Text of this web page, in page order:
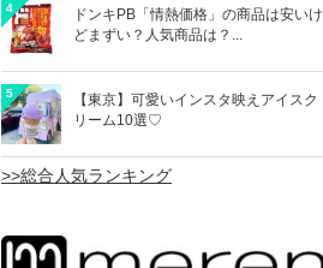
4
ドンキPB「情熱価格」の商品は安いけ
どまずい？人気商品は？...
5
【東京】可愛いインスタ映えアイスク
リーム10選♡
>>総合人気ランキング